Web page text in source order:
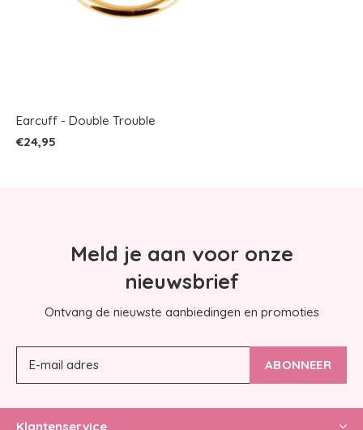
Earcuff - Double Trouble
€24,95
Meld je aan voor onze
nieuwsbrief
Ontvang de nieuwste aanbiedingen en promoties
ABONNEER
Klantenservice